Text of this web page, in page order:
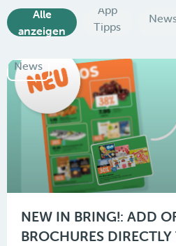
Alle
anzeigen
App
Tipps
News
NEW IN BRING!: ADD
BROCHURES